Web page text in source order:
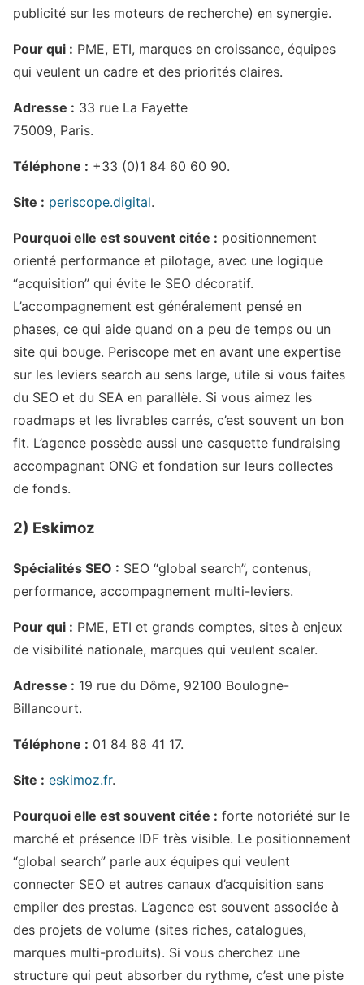
publicité sur les moteurs de recherche) en synergie.
Pour qui : PME, ETI, marques en croissance, équipes
qui veulent un cadre et des priorités claires.
Adresse : 33 rue La Fayette
75009, Paris.
Téléphone : +33 (0)1 84 60 60 90.
Site : periscope.digital.
Pourquoi elle est souvent citée : positionnement
orienté performance et pilotage, avec une logique
“acquisition” qui évite le SEO décoratif.
L’accompagnement est généralement pensé en
phases, ce qui aide quand on a peu de temps ou un
site qui bouge. Periscope met en avant une expertise
sur les leviers search au sens large, utile si vous faites
du SEO et du SEA en parallèle. Si vous aimez les
roadmaps et les livrables carrés, c’est souvent un bon
fit. L’agence possède aussi une casquette fundraising
accompagnant ONG et fondation sur leurs collectes
de fonds.
2) Eskimoz
Spécialités SEO : SEO “global search”, contenus,
performance, accompagnement multi-leviers.
Pour qui : PME, ETI et grands comptes, sites à enjeux
de visibilité nationale, marques qui veulent scaler.
Adresse : 19 rue du Dôme, 92100 Boulogne-
Billancourt.
Téléphone : 01 84 88 41 17.
Site : eskimoz.fr.
Pourquoi elle est souvent citée : forte notoriété sur le
marché et présence IDF très visible. Le positionnement
“global search” parle aux équipes qui veulent
connecter SEO et autres canaux d’acquisition sans
empiler des prestas. L’agence est souvent associée à
des projets de volume (sites riches, catalogues,
marques multi-produits). Si vous cherchez une
structure qui peut absorber du rythme, c’est une piste